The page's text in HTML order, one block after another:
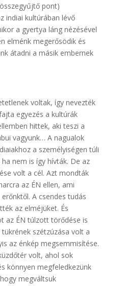
pont)
indiai kultúrában lévő
a gyertya láng nézésével
elménk megerősödik és
átadni a másik embernek
voltak, így nevezték
egyezés a kultúrák
hittek, aki teszi a
vagyunk… A nagualok
a személyiségen túli
nem is így hívták. De az
volt a cél. Azt mondták
az ÉN ellen, ami
A csendes tudás
az elméjüket. És
az ÉN túlzott törődése is
szétzúzása volt a
az énkép megsemmisítése.
volt, ahol sok
könnyen megfeledkezünk
megváltsuk